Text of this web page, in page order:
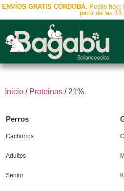
ENVÍOS GRATIS CÓRDOBA. Pedilo hoy!
partir de las
Inicio / Proteinas / 21%
Perros
Cachorros
Adultos
Senior